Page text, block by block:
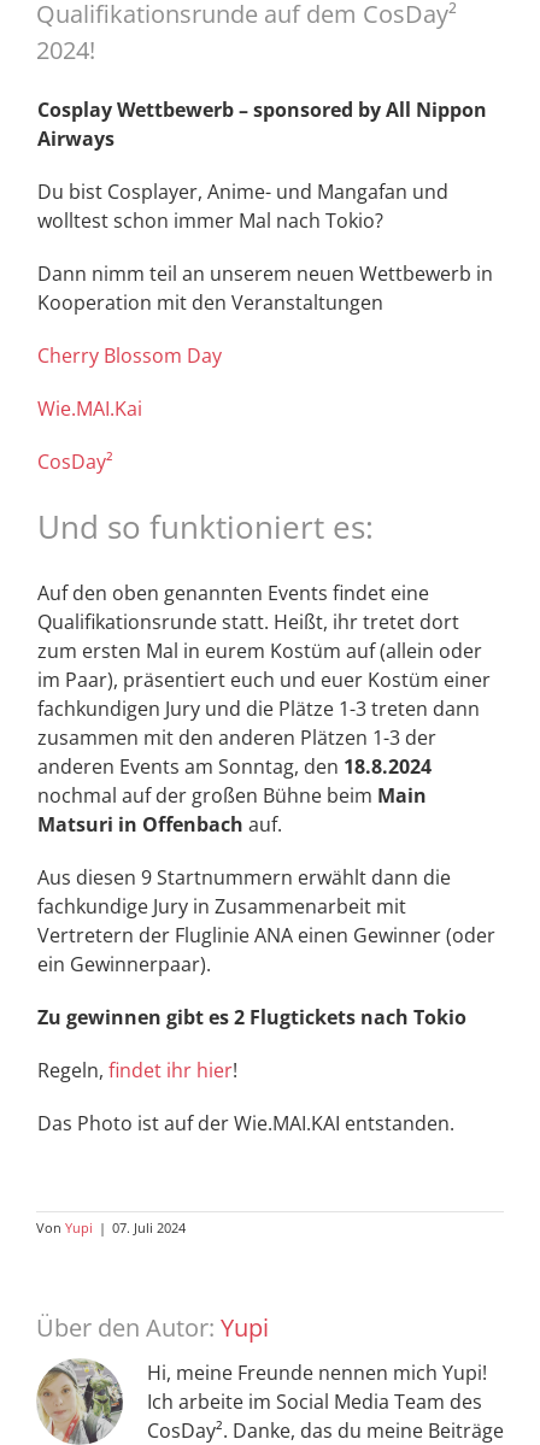
Qualifikationsrunde auf dem CosDay²
2024!
Cosplay Wettbewerb – sponsored by All Nippon
Airways
Du bist Cosplayer, Anime- und Mangafan und
wolltest schon immer Mal nach Tokio?
Dann nimm teil an unserem neuen Wettbewerb in
Kooperation mit den Veranstaltungen
Cherry Blossom Day
Wie.MAI.Kai
CosDay²
Und so funktioniert es:
Auf den oben genannten Events findet eine
Qualifikationsrunde statt. Heißt, ihr tretet dort
zum ersten Mal in eurem Kostüm auf (allein oder
im Paar), präsentiert euch und euer Kostüm einer
fachkundigen Jury und die Plätze 1-3 treten dann
zusammen mit den anderen Plätzen 1-3 der
anderen Events am Sonntag, den 18.8.2024
nochmal auf der großen Bühne beim Main
Matsuri in Offenbach auf.
Aus diesen 9 Startnummern erwählt dann die
fachkundige Jury in Zusammenarbeit mit
Vertretern der Fluglinie ANA einen Gewinner (oder
ein Gewinnerpaar).
Zu gewinnen gibt es 2 Flugtickets nach Tokio
Regeln, findet ihr hier!
Das Photo ist auf der Wie.MAI.KAI entstanden.
Von Yupi | 07. Juli 2024
Über den Autor: Yupi
Hi, meine Freunde nennen mich Yupi!
Ich arbeite im Social Media Team des
CosDay². Danke, das du meine Beiträge